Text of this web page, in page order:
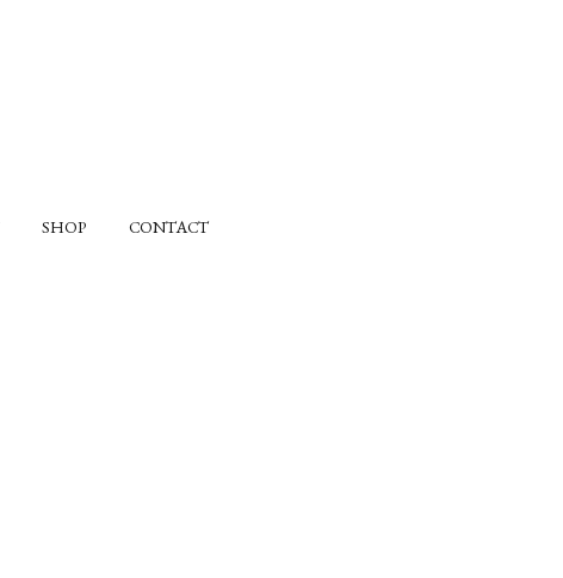
SHOP CONTACT